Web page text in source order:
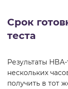
Срок
теста
Результаты
нескольких
получить в тот